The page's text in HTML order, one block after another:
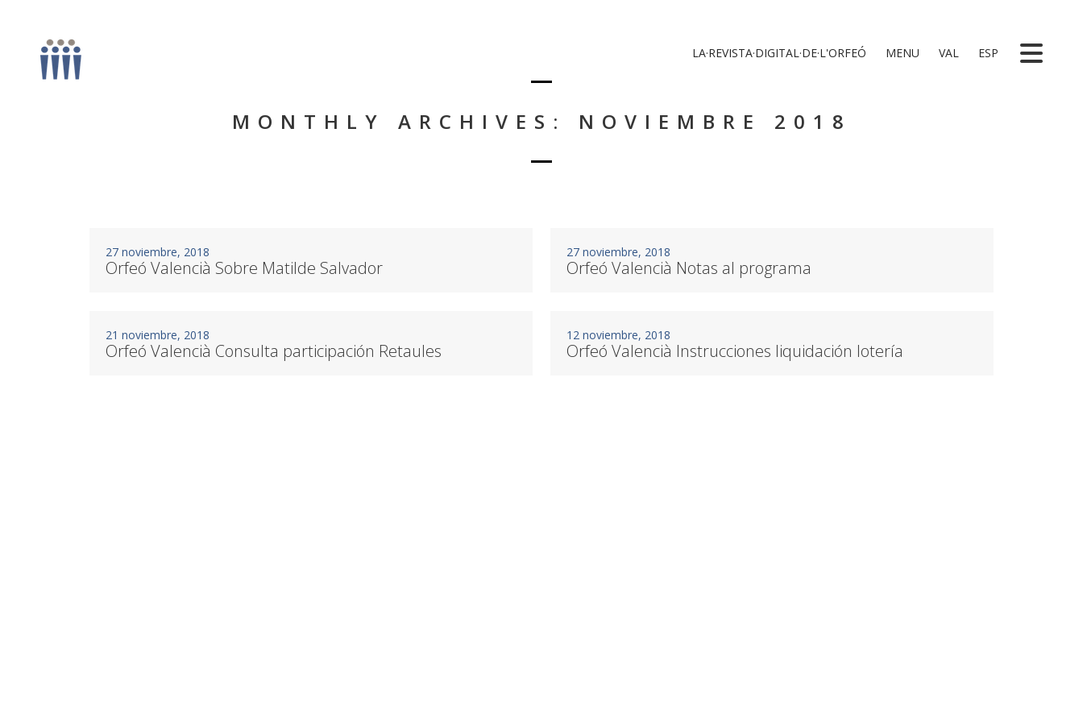
LA·REVISTA·DIGITAL·DE·L'ORFEÓ MENU VAL ESP
MONTHLY ARCHIVES: NOVIEMBRE 2018
27 noviembre, 2018
Orfeó Valencià Sobre Matilde Salvador
27 noviembre, 2018
Orfeó Valencià Notas al programa
21 noviembre, 2018
Orfeó Valencià Consulta participación Retaules
12 noviembre, 2018
Orfeó Valencià Instrucciones liquidación lotería